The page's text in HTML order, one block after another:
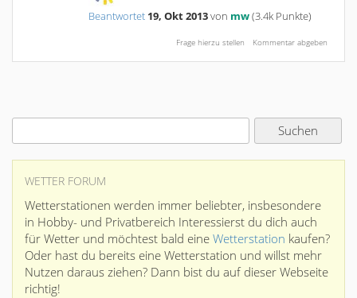
Beantwortet 19, Okt 2013von mw(3.4k Punkte)
WETTER FORUM
Wetterstationen werden immer beliebter, insbesondere
in Hobby- und Privatbereich Interessierst du dich auch
für Wetter und möchtest bald eine Wetterstation kaufen?
Oder hast du bereits eine Wetterstation und willst mehr
Nutzen daraus ziehen? Dann bist du auf dieser Webseite
richtig!